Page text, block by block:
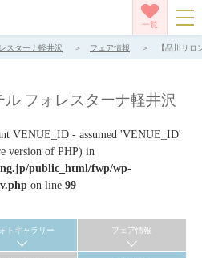
一覧
スターナ軽井沢 フェア情報 【品川サ
フォレスターナ軽井沢
VENUE_ID - assumed 'VENUE_ID'
version of PHP) in
public_html/fwp/wp-
on line 99
トギャラリー フェア情報